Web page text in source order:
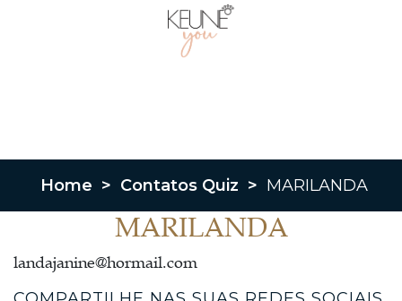
Home > Contatos Quiz > MARILANDA
MARILANDA
landajanine@hormail.com